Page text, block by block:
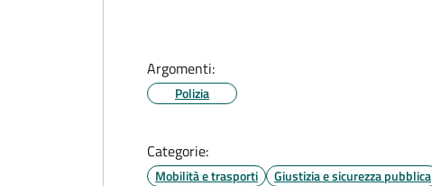
Argomenti:
Polizia
Categorie:
Mobilità e trasporti Giustizia e sicurezza pubblica